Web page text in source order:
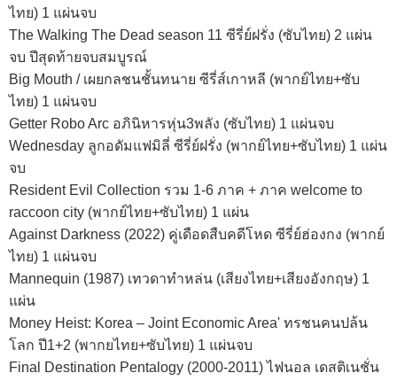
ไทย) 1 แผ่นจบ
The Walking The Dead season 11 ซีรี่ย์ฝรั่ง (ซับไทย) 2 แผ่น
จบ ปีสุดท้ายจบสมบูรณ์
Big Mouth / เผยกลชนชั้นทนาย ซีรี่ส์เกาหลี (พากย์ไทย+ซับ
ไทย) 1 แผ่นจบ
Getter Robo Arc อภินิหารหุ่น3พลัง (ซับไทย) 1 แผ่นจบ
Wednesday ลูกอดัมแฟมิลี่ ซีรี่ย์ฝรั่ง (พากย์ไทย+ซับไทย) 1 แผ่น
จบ
Resident Evil Collection รวม 1-6 ภาค + ภาค welcome to
raccoon city (พากย์ไทย+ซับไทย) 1 แผ่น
Against Darkness (2022) คู่เดือดสืบคดีโหด ซีรี่ย์ฮ่องกง (พากย์
ไทย) 1 แผ่นจบ
Mannequin (1987) เทวดาทำหล่น (เสียงไทย+เสียงอังกฤษ) 1
แผ่น
Money Heist: Korea – Joint Economic Area' ทรชนคนปล้น
โลก ปี1+2 (พากยไทย+ซับไทย) 1 แผ่นจบ
Final Destination Pentalogy (2000-2011) ไฟนอล เดสติเนชั่น